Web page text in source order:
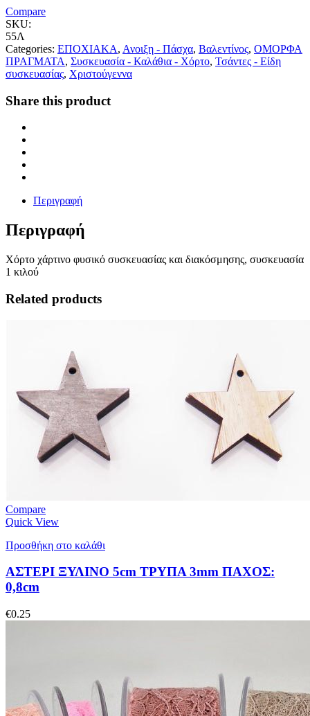
Compare
SKU:
55Λ
Categories: ΕΠΟΧΙΑΚΑ, Ανοιξη - Πάσχα, Βαλεντίνος, ΟΜΟΡΦΑ
ΠΡΑΓΜΑΤΑ, Συσκευασία - Καλάθια - Χόρτο, Τσάντες - Είδη
συσκευασίας, Χριστούγεννα
Share this product
Περιγραφή
Περιγραφή
Χόρτο χάρτινο φυσικό συσκευασίας και διακόσμησης, συσκευασία
1 κιλού
Related products
Compare
Quick View
Προσθήκη στο καλάθι
ΑΣΤΕΡΙ ΞΥΛΙΝΟ 5cm ΤΡΥΠΑ 3mm ΠΑΧΟΣ:
0,8cm
€0.25